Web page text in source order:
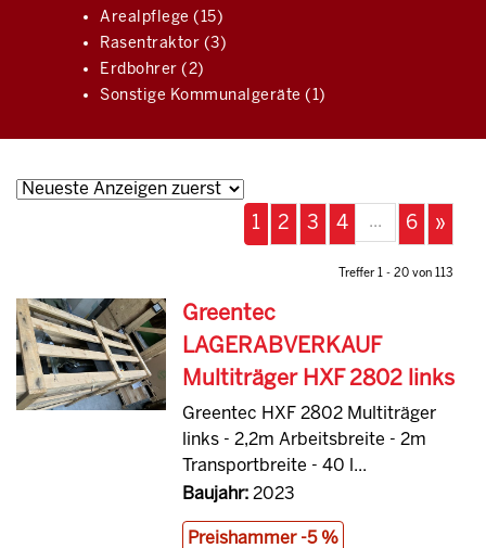
Arealpflege (15)
Rasentraktor (3)
Erdbohrer (2)
Sonstige Kommunalgeräte (1)
1 2 3 4 ... 6 »
Treffer 1 - 20 von 113
Greentec
LAGERABVERKAUF
Multiträger HXF 2802 links
Greentec HXF 2802 Multiträger
links - 2,2m Arbeitsbreite - 2m
Transportbreite - 40 l...
Baujahr:2023
Preishammer -5 %